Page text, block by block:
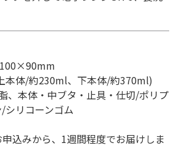
体/約230ml、下本体/約370ml)
、本体・中ブタ・止具・仕切/ポリプ
シリコーンゴム
込みから、1週間程度でお届けしま